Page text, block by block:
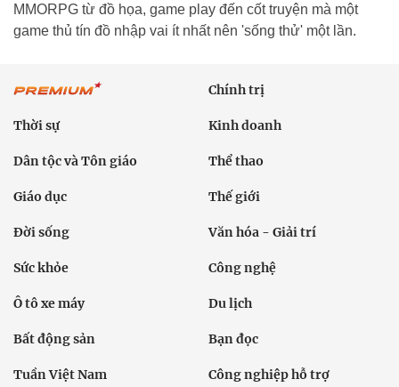
MMORPG từ đồ họa, game play đến cốt truyện mà một
game thủ tín đồ nhập vai ít nhất nên 'sống thử' một lần.
Chính trị
Thời sự Kinh doanh
Dân tộc và Tôn giáo Thể thao
Giáo dục Thế giới
Đời sống Văn hóa - Giải trí
Sức khỏe Công nghệ
Ô tô xe máy Du lịch
Bất động sản Bạn đọc
Tuần Việt Nam Công nghiệp hỗ trợ